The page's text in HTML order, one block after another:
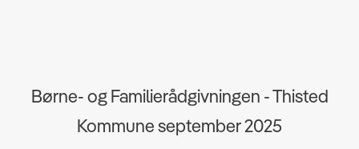
Børne- og Familierådgivningen - Thisted
Kommune september 2025